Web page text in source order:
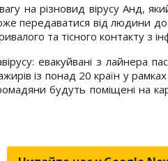
на різновид вірусу Анд,
передаватися від людини
та тісного контакту з
евакуйвані з лайнера
із понад 20 країн у
будуть поміщені на